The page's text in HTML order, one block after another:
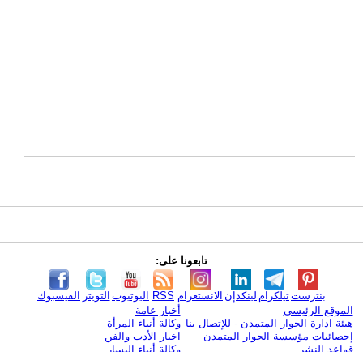
تابعونا على:
الفيسبوك التويتر اليوتيوب RSS الانستغرام لينكدإن تيلكرامبنترست
الموقع الرئيسي
هيئة ادارة الحوار المتمدن - للإتصال بنا
إحصائيات مؤسسة الحوار المتمدن
قواعد النشر
أخبار عامة
وكالة أنباء المرأة
اخبار الأدب والفن
وكالة أنباء اليسار